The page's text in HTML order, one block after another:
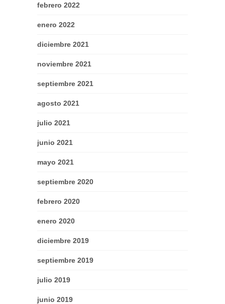
febrero 2022
enero 2022
diciembre 2021
noviembre 2021
septiembre 2021
agosto 2021
julio 2021
junio 2021
mayo 2021
septiembre 2020
febrero 2020
enero 2020
diciembre 2019
septiembre 2019
julio 2019
junio 2019